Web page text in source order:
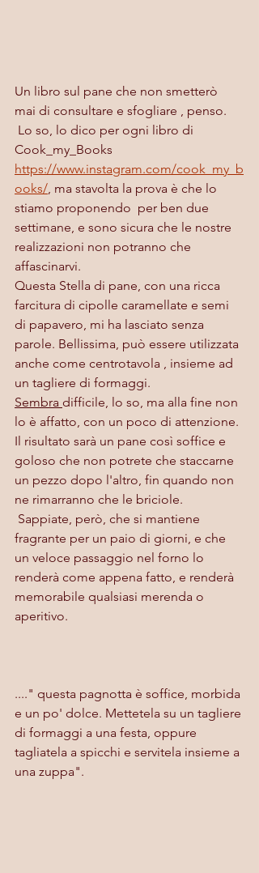
Un libro sul pane che non smetterò
mai di consultare e sfogliare , penso.
Cook_my_Books
https://www.instagram.com/cook_my_b
ooks/, ma stavolta la prova è che lo
stiamo proponendo  per ben due
settimane, e sono sicura che le nostre
realizzazioni non potranno che
affascinarvi.
Questa Stella di pane, con una ricca
farcitura di cipolle caramellate e semi
di papavero, mi ha lasciato senza
parole. Bellissima, può essere utilizzata
anche come centrotavola , insieme ad
un tagliere di formaggi.
Sembra difficile, lo so, ma alla fine non
lo è affatto, con un poco di attenzione.
Il risultato sarà un pane così soffice e
goloso che non potrete che staccarne
un pezzo dopo l'altro, fin quando non
ne rimarranno che le briciole.
fragrante per un paio di giorni, e che
un veloce passaggio nel forno lo
renderà come appena fatto, e renderà
memorabile qualsiasi merenda o
aperitivo.
...." questa pagnotta è soffice, morbida
e un po' dolce. Mettetela su un tagliere
di formaggi a una festa, oppure
tagliatela a spicchi e servitela insieme a
una zuppa".